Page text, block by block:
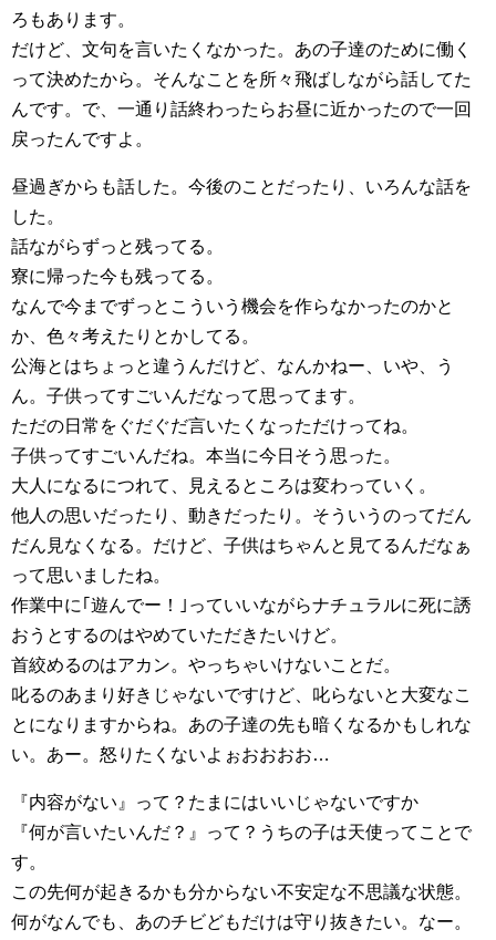
ろもあります。
だけど、文句を言いたくなかった。あの子達のために働く
って決めたから。そんなことを所々飛ばしながら話してた
んです。で、一通り話終わったらお昼に近かったので一回
戻ったんですよ。
昼過ぎからも話した。今後のことだったり、いろんな話を
した。
話ながらずっと残ってる。
寮に帰った今も残ってる。
なんで今までずっとこういう機会を作らなかったのかと
か、色々考えたりとかしてる。
公海とはちょっと違うんだけど、なんかねー、いや、う
ん。子供ってすごいんだなって思ってます。
ただの日常をぐだぐだ言いたくなっただけってね。
子供ってすごいんだね。本当に今日そう思った。
大人になるにつれて、見えるところは変わっていく。
他人の思いだったり、動きだったり。そういうのってだん
だん見なくなる。だけど、子供はちゃんと見てるんだなぁ
って思いましたね。
作業中に｢遊んでー！｣っていいながらナチュラルに死に誘
おうとするのはやめていただきたいけど。
首絞めるのはアカン。やっちゃいけないことだ。
叱るのあまり好きじゃないですけど、叱らないと大変なこ
とになりますからね。あの子達の先も暗くなるかもしれな
い。あー。怒りたくないよぉおおおお…
『内容がない』って？たまにはいいじゃないですか
『何が言いたいんだ？』って？うちの子は天使ってことで
す。
この先何が起きるかも分からない不安定な不思議な状態。
何がなんでも、あのチビどもだけは守り抜きたい。なー。